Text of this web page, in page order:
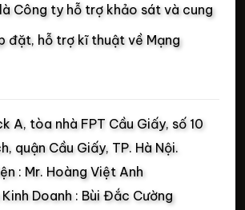
Công ty hỗ trợ khảo sát và cung
đặt, hỗ trợ kĩ thuật về Mạng
A, tòa nhà FPT Cầu Giấy, số 10
quận Cầu Giấy, TP. Hà Nội.
: Mr. Hoàng Việt Anh
Kinh Doanh : Bùi Đắc Cường